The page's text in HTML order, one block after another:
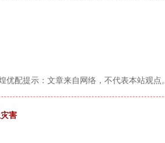
优配提示：文章来自网络，不代表本站观点。
害